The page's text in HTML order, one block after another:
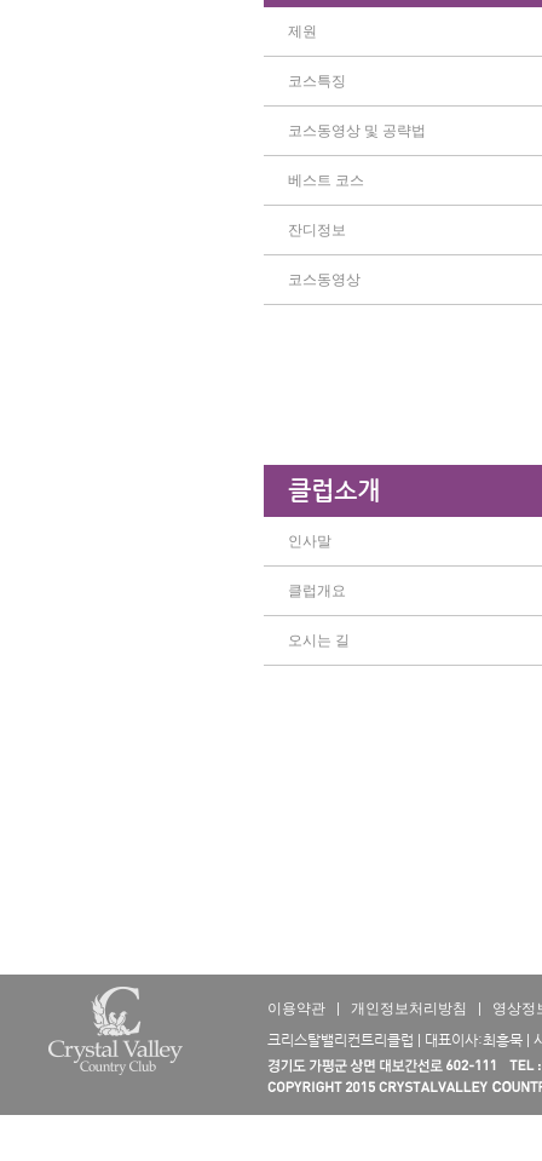
제원
코스특징
코스동영상 및 공략법
베스트 코스
잔디정보
코스동영상
클럽소개
인사말
클럽개요
오시는 길
이용약관 개인정보처리방침
영상정
크리스탈밸리컨트리클럽 | 대표이사:최흥묵